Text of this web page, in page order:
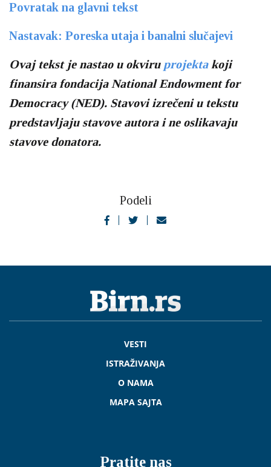
Povratak na glavni tekst
Nastavak: Poreska utaja i banalni slučajevi
Ovaj tekst je nastao u okviru projektakoji
finansira fondacija National Endowment for
Democracy (NED). Stavovi izrečeni u tekstu
predstavljaju stavove autora i ne oslikavaju
stavove donatora.
Podeli
VESTI
ISTRAŽIVANJA
O NAMA
MAPA SAJTA
Pratite nas